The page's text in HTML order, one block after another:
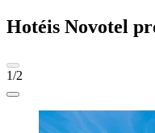
Hotéis Novotel
1/2